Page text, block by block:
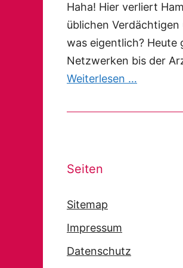
Haha! Hier verliert
üblichen
was eigentlich? Heute
Netzwerken bis der
Weiterlesen …
Seiten
Sitemap
Impressum
Datenschutz